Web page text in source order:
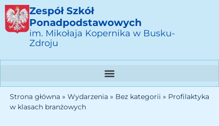
Zespół Szkół
Ponadpodstawowych
im. Mikołaja Kopernika w Busku-
Zdroju
Strona główna » Wydarzenia » Bez kategorii » Profilaktyka
w klasach branżowych